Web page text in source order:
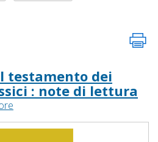
testamento dei
: note di lettura